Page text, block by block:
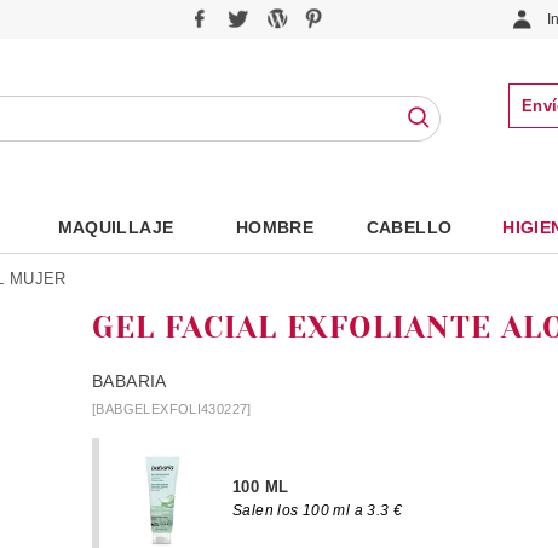
MAQUILLAJE HOMBRE CABELLO
MUJER
GEL FACIAL EXFOLIANTE
BABARIA
[BABGELEXFOLI430227]
100 ML
Salen los 100 ml a 3.3 €